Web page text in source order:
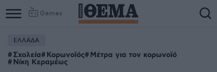
Games
ΕΛΛΑΔΑ
Σχολεία Κορωνοϊός Μέτρα για τον κορωνοϊό
Νίκη Κεραμέως